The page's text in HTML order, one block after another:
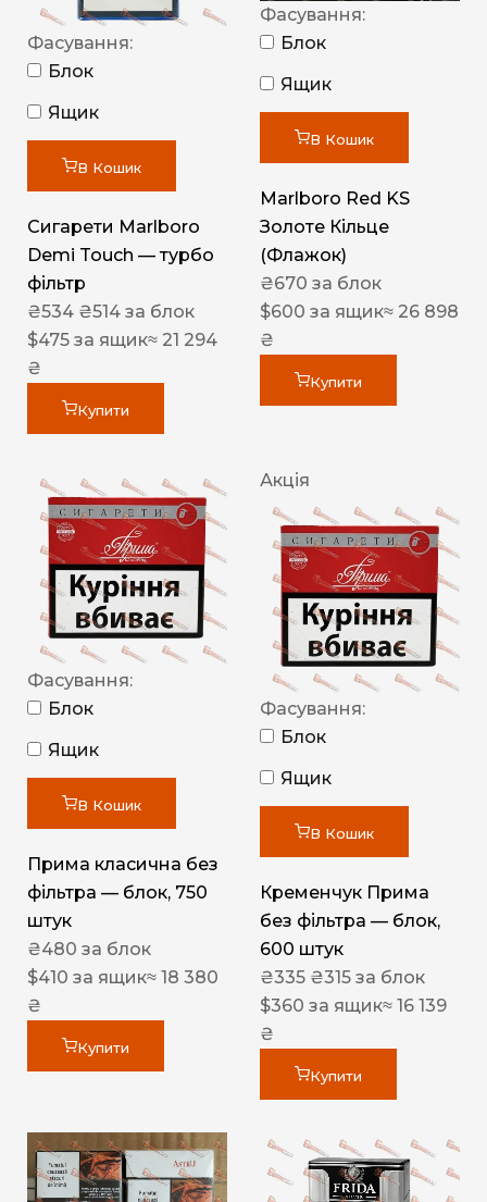
Фасування:
Блок
Ящик
В Кошик
Сигарети Marlboro
Demi Touch — турбо
фільтр
₴534 ₴514 за блок
$475 за ящик≈ 21 294
₴
Купити
Фасування:
Блок
Ящик
В Кошик
Marlboro Red KS
Золоте Кільце
(Флажок)
₴670 за блок
$600 за ящик≈ 26 898
₴
Купити
Фасування:
Блок
Ящик
В Кошик
Прима класична без
фільтра — блок, 750
штук
₴480 за блок
$410 за ящик≈ 18 380
₴
Купити
Акція
Фасування:
Блок
Ящик
В Кошик
Кременчук Прима
без фільтра — блок,
600 штук
₴335 ₴315 за блок
$360 за ящик≈ 16 139
₴
Купити